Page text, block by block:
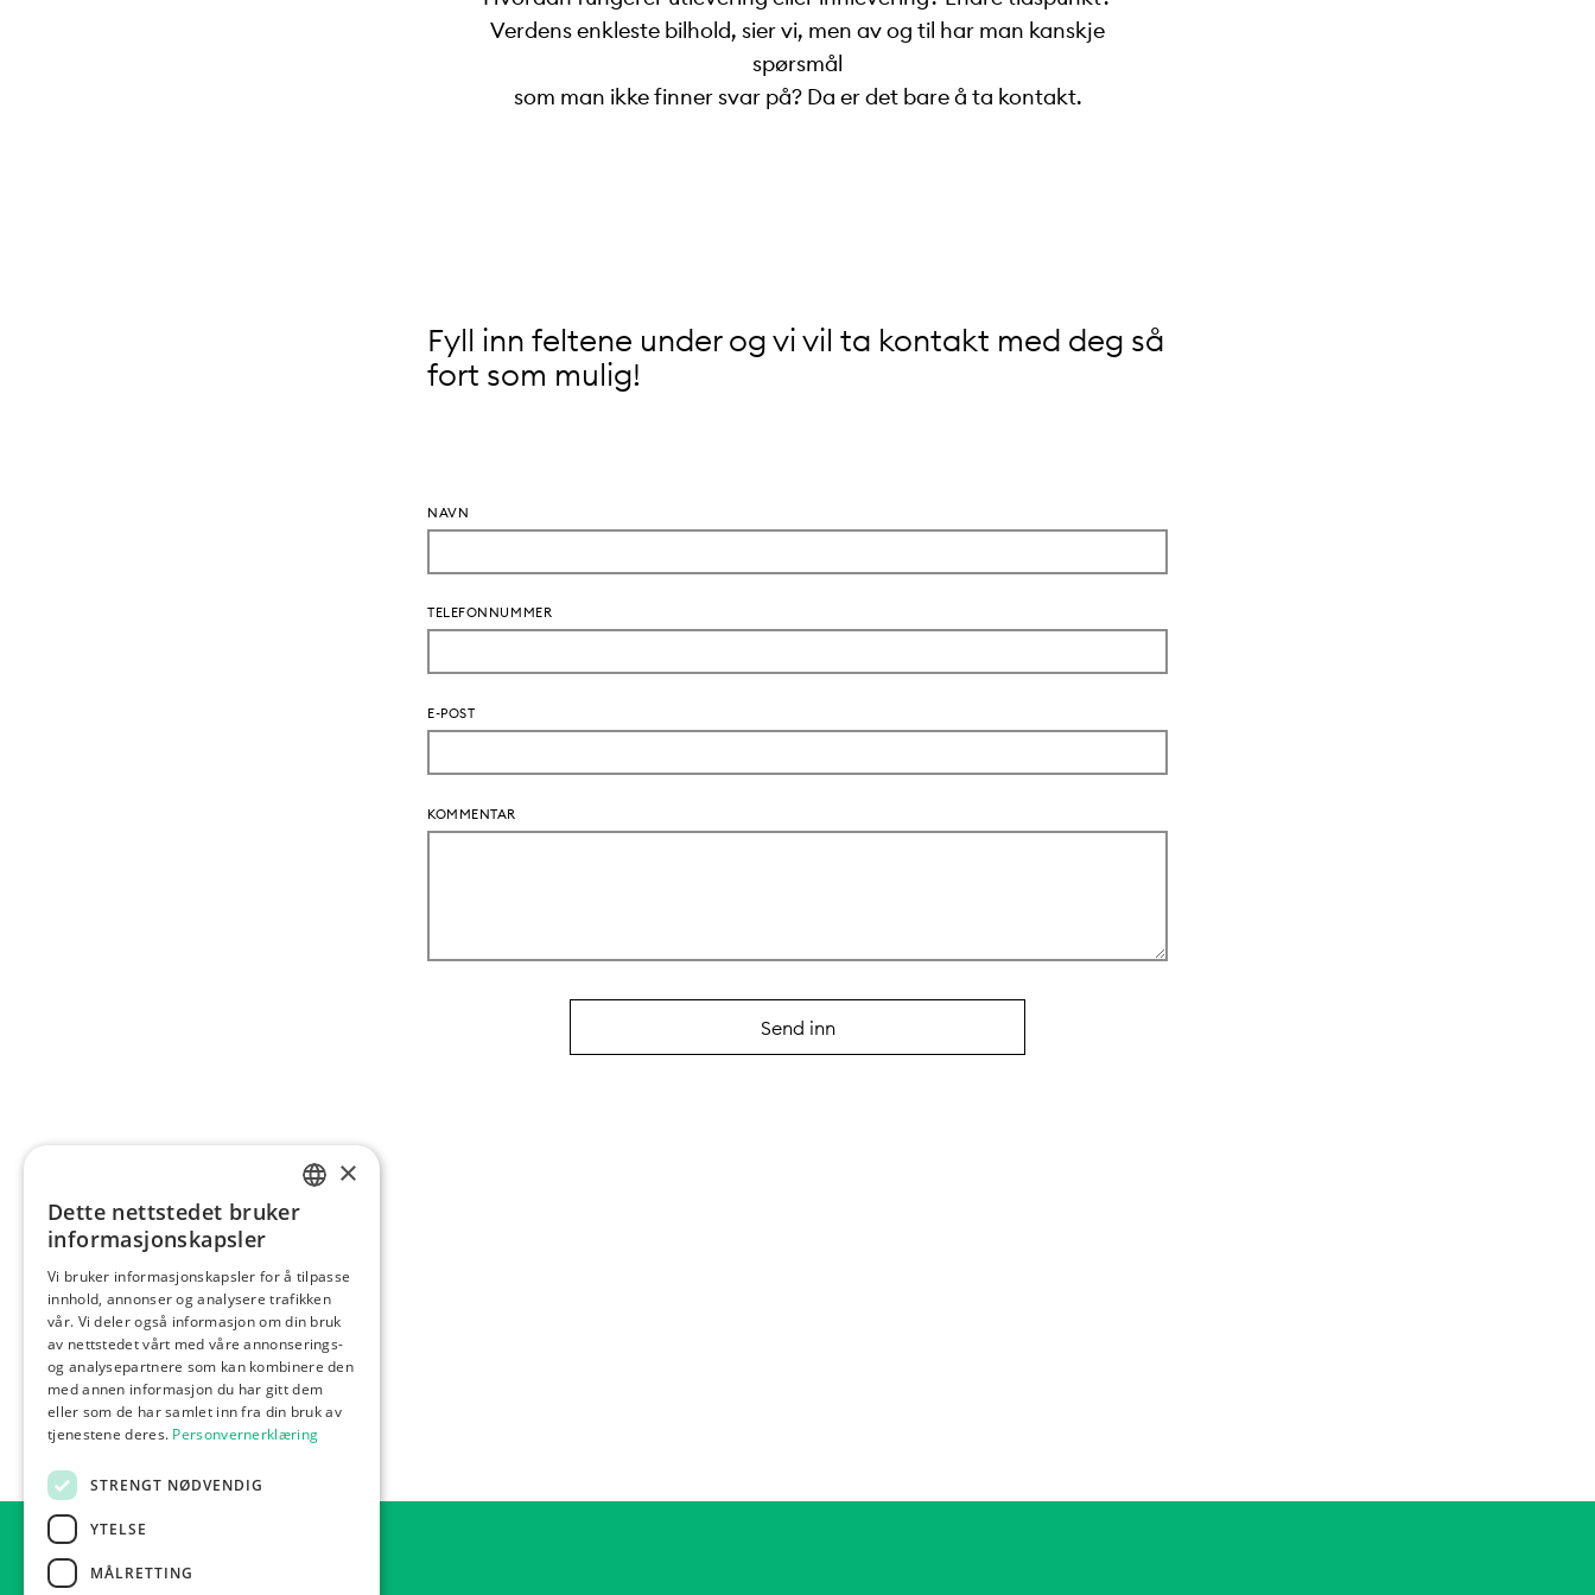
Verdens enkleste bilhold, sier vi, men av og til har man kanskje
spørsmål
som man ikke finner svar på? Da er det bare å ta kontakt.
Fyll inn feltene under og vi vil ta kontakt med deg så
fort som mulig!
NAVN
TELEFONNUMMER
E-POST
KOMMENTAR
Send inn
NORWEGIAN
×
Dette nettstedet bruker
informasjonskapsler
Vi bruker informasjonskapsler for å tilpasse
innhold, annonser og analysere trafikken
vår. Vi deler også informasjon om din bruk
av nettstedet vårt med våre annonserings-
og analysepartnere som kan kombinere den
med annen informasjon du har gitt dem
eller som de har samlet inn fra din bruk av
tjenestene deres. Personvernerklæring
STRENGT NØDVENDIG
YTELSE
MÅLRETTING